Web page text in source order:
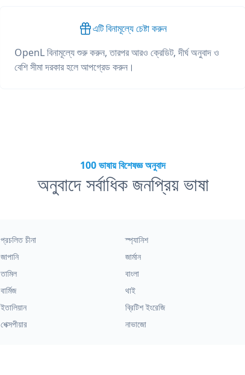
এটি বিনামূল্যে চেষ্টা করুন
OpenL বিনামূল্যে শুরু করুন, তারপর আরও ক্রেডিট, দীর্ঘ অনুবাদ ও
বেশি সীমা দরকার হলে আপগ্রেড করুন।
100 ভাষায় বিশেষজ্ঞ অনুবাদ
অনুবাদে সর্বাধিক জনপ্রিয় ভাষা
প্রচলিত চীনা স্প্যানিশ
জাপানি জার্মান
তামিল বাংলা
বার্মিজ থাই
ইতালিয়ান ব্রিটিশ ইংরেজি
শেক্সপীয়ার নাভাজো